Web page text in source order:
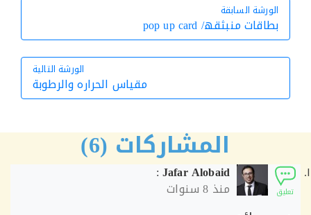
الورشة السابقة
الورشة السابقة
بطاقات منبثقھ/ pop up card
الورشة التالية
الورشة
مقياس الحراره والرطوبة
المشاركات (6)
Jafar Alobaid
:
منذ8 سنوات